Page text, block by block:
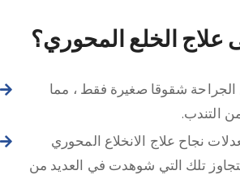
علاج الخلع المحوري؟
شقوقا صغيرة فقط ، مما
التندب.
نجاح علاج الانخلاع المحوري
تلك التي شوهدت في العديد من